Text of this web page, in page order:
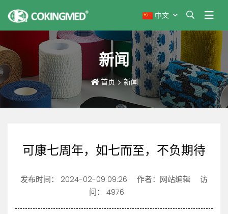
中文
新闻
首页 新闻
可康七周年，如七而至，不负期待
发布时间： 2024-02-09 09:26 作者：网站编辑
访
问： 4976